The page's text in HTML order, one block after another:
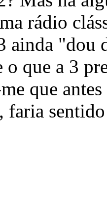
rádio
ainda "dou
o que a 3
que
faria